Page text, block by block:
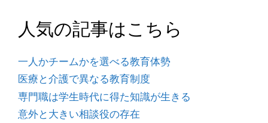
人気の記事はこちら
一人かチームかを選べる教育体勢
医療と介護で異なる教育制度
専門職は学生時代に得た知識が生きる
意外と大きい相談役の存在